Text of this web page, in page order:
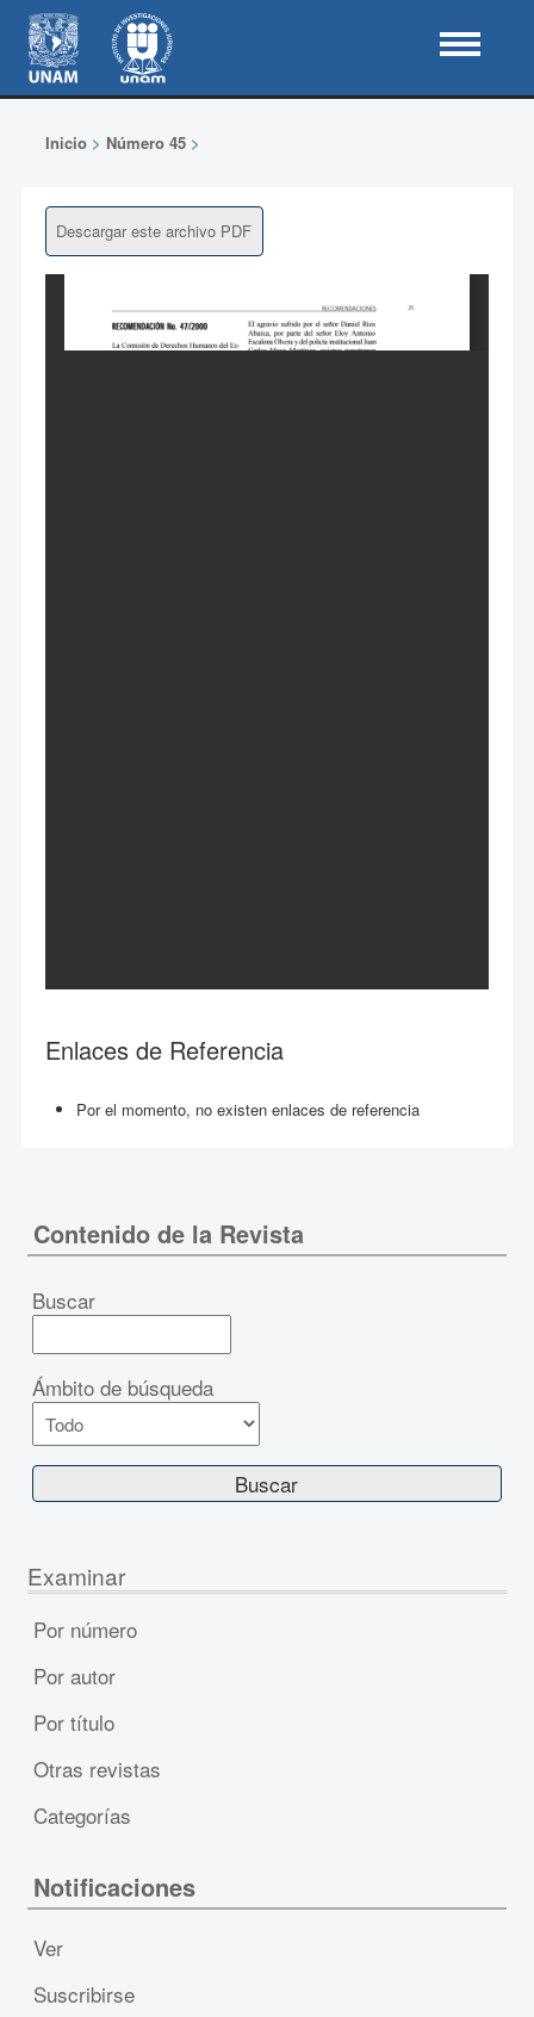
Inicio> Número 45>
Descargar este archivo PDF
Enlaces de Referencia
Por el momento, no existen enlaces de referencia
Contenido de la Revista
Buscar
Ámbito de búsqueda
Examinar
Por número
Por autor
Por título
Otras revistas
Categorías
Notificaciones
Ver
Suscribirse